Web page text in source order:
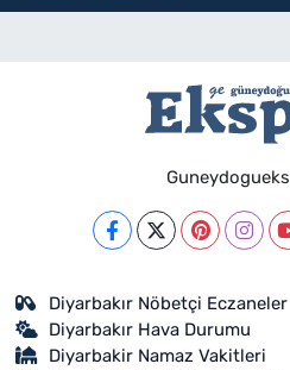
Diyarbakır Nöbetçi Eczaneler
Diyarbakır Hava Durumu
Diyarbakir Namaz Vakitleri